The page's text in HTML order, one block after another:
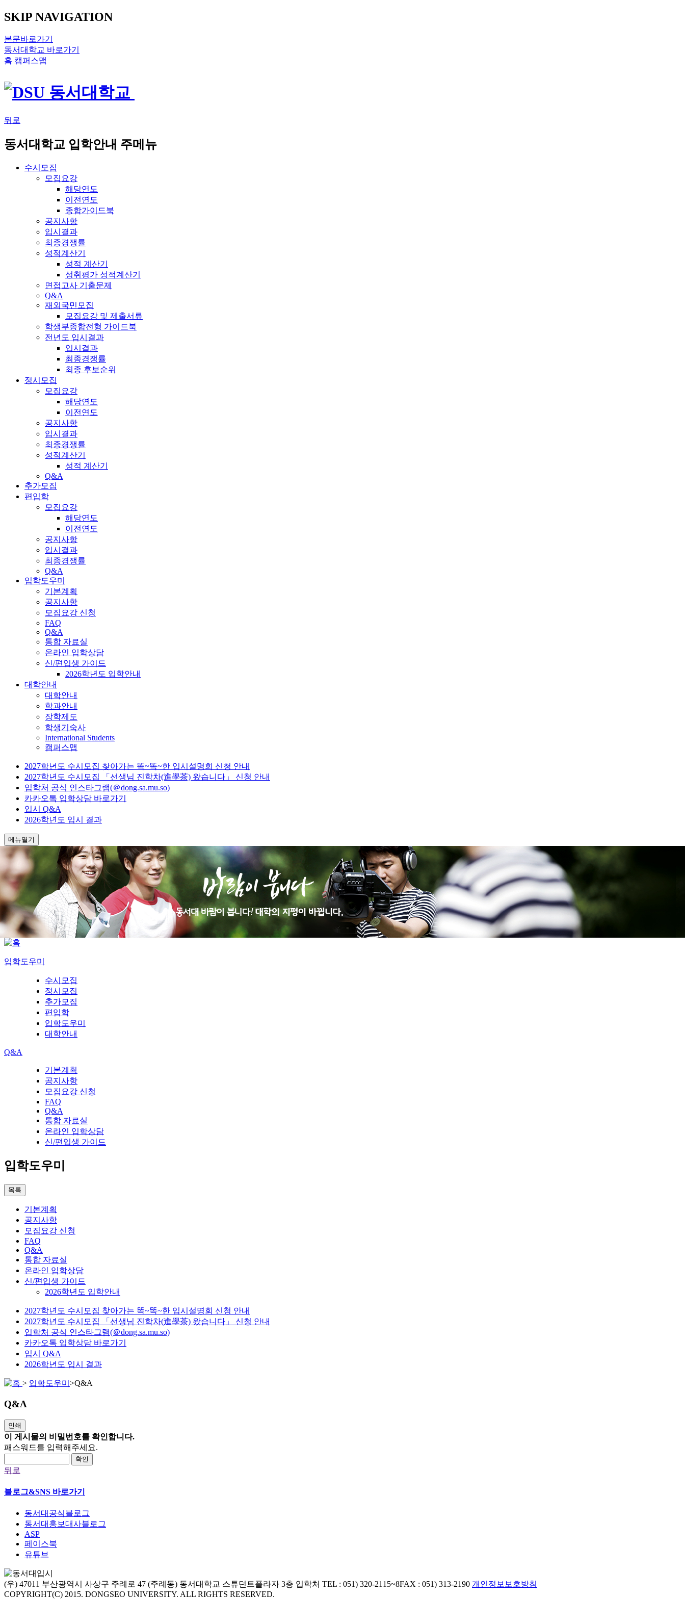
SKIP NAVIGATION
본문바로가기
동서대학교 바로가기
홈 캠퍼스맵
뒤로
동서대학교 입학안내 주메뉴
수시모집
모집요강
해당연도
이전연도
종합가이드북
공지사항
입시결과
최종경쟁률
성적계산기
성적 계산기
성취평가 성적계산기
면접고사 기출문제
Q&A
재외국민모집
모집요강 및 제출서류
학생부종합전형 가이드북
전년도 입시결과
입시결과
최종경쟁률
최종 후보순위
정시모집
모집요강
해당연도
이전연도
공지사항
입시결과
최종경쟁률
성적계산기
성적 계산기
Q&A
추가모집
편입학
모집요강
해당연도
이전연도
공지사항
입시결과
최종경쟁률
Q&A
입학도우미
기본계획
공지사항
모집요강 신청
FAQ
Q&A
통합 자료실
온라인 입학상담
신/편입생 가이드
2026학년도 입학안내
대학안내
대학안내
학과안내
장학제도
학생기숙사
International Students
캠퍼스맵
2027학년도 수시모집 찾아가는 똑~똑~한 입시설명회 신청 안내
2027학년도 수시모집 「선생님 진학차(進學茶) 왔습니다」 신청 안내
입학처 공식 인스타그램(＠dong.sa.mu.so)
카카오톡 입학상담 바로가기
입시 Q&A
2026학년도 입시 결과
메뉴열기
입학도우미
수시모집
정시모집
추가모집
편입학
입학도우미
대학안내
Q&A
기본계획
공지사항
모집요강 신청
FAQ
Q&A
통합 자료실
온라인 입학상담
신/편입생 가이드
입학도우미
목록
기본계획
공지사항
모집요강 신청
FAQ
Q&A
통합 자료실
온라인 입학상담
신/편입생 가이드
2026학년도 입학안내
2027학년도 수시모집 찾아가는 똑~똑~한 입시설명회 신청 안내
2027학년도 수시모집 「선생님 진학차(進學茶) 왔습니다」 신청 안내
입학처 공식 인스타그램(＠dong.sa.mu.so)
카카오톡 입학상담 바로가기
입시 Q&A
2026학년도 입시 결과
> 입학도우미 >Q&A
Q&A
인쇄
이 게시물의 비밀번호를 확인합니다.
패스워드를 입력해주세요.
확인
뒤로
블로그&SNS 바로가기
동서대공식블로그
동서대홍보대사블로그
ASP
페이스북
유튜브
(우) 47011 부산광역시 사상구 주례로 47 (주례동) 동서대학교 스튜던트플라자 3층 입학처 TEL : 051) 320-2115~8FAX : 051) 313-2190 개인정보보호방침
COPYRIGHT(C) 2015. DONGSEO UNIVERSITY. ALL RIGHTS RESERVED.